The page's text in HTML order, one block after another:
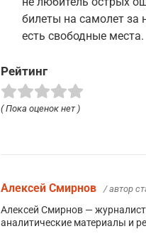
билеты на самолет за
есть свободные места.
Рейтинг
( Пока оценок нет )
Алексей Смирнов / автор
Алексей Смирнов —
аналитические материалы и